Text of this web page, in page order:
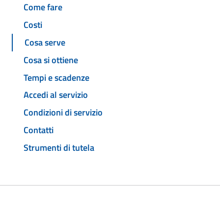
Come fare
Costi
Cosa serve
Cosa si ottiene
Tempi e scadenze
Accedi al servizio
Condizioni di servizio
Contatti
Strumenti di tutela